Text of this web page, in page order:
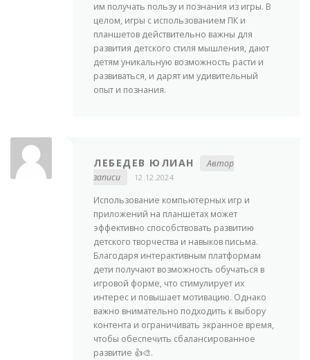
им получать пользу и познания из игры. В
целом, игры с использованием ПК и
планшетов действительно важны для
развития детского стиля мышления, дают
детям уникальную возможность расти и
развиваться, и дарят им удивительный
опыт и познания.
ЛЕБЕДЕВ ЮЛИАН
Автор
записи
12.12.2024
Использование компьютерных игр и
приложений на планшетах может
эффективно способствовать развитию
детского творчества и навыков письма.
Благодаря интерактивным платформам
дети получают возможность обучаться в
игровой форме, что стимулирует их
интерес и повышает мотивацию. Однако
важно внимательно подходить к выбору
контента и ограничивать экранное время,
чтобы обеспечить сбалансированное
развитие 👍🎨.